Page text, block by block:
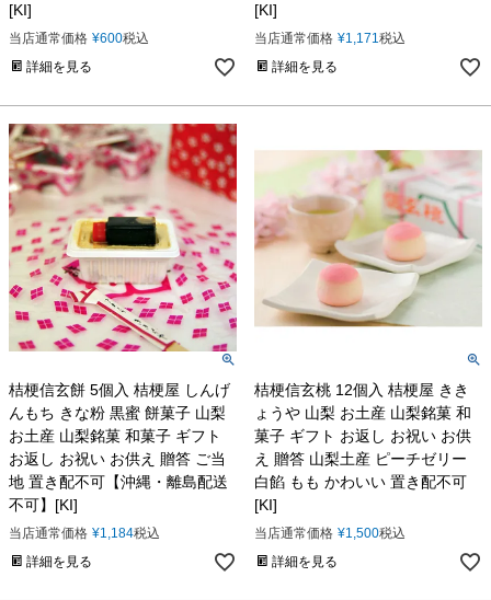
[KI]
当店通常価格 ¥600税込
詳細を見る
[KI]
当店通常価格 ¥1,171税込
詳細を見る
桔梗信玄餅 5個入 桔梗屋 しんげ
んもち きな粉 黒蜜 餅菓子 山梨
お土産 山梨銘菓 和菓子 ギフト
お返し お祝い お供え 贈答 ご当
地 置き配不可【沖縄・離島配送
不可】[KI]
当店通常価格 ¥1,184税込
詳細を見る
桔梗信玄桃 12個入 桔梗屋 きき
ょうや 山梨 お土産 山梨銘菓 和
菓子 ギフト お返し お祝い お供
え 贈答 山梨土産 ピーチゼリー
白餡 もも かわいい 置き配不可
[KI]
当店通常価格 ¥1,500税込
詳細を見る